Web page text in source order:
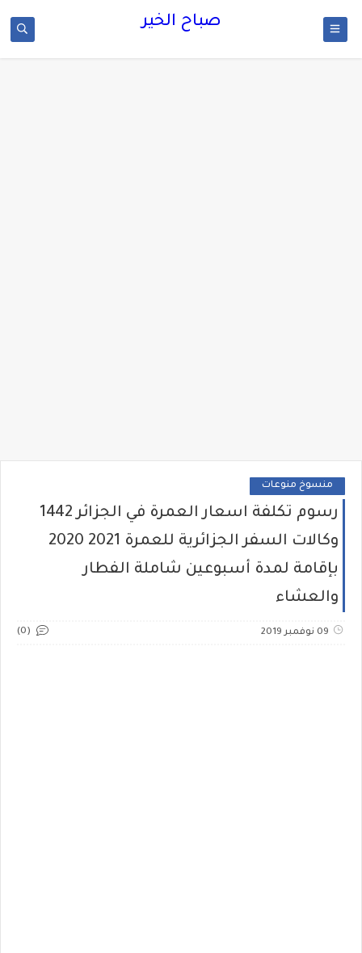
صباح الخير
منسوخ منوعات
رسوم تكلفة اسعار العمرة في الجزائر 1442
وكالات السفر الجزائرية للعمرة 2021 2020
بإقامة لمدة أسبوعين شاملة الفطار
والعشاء
09 نوفمبر 2019 (0)